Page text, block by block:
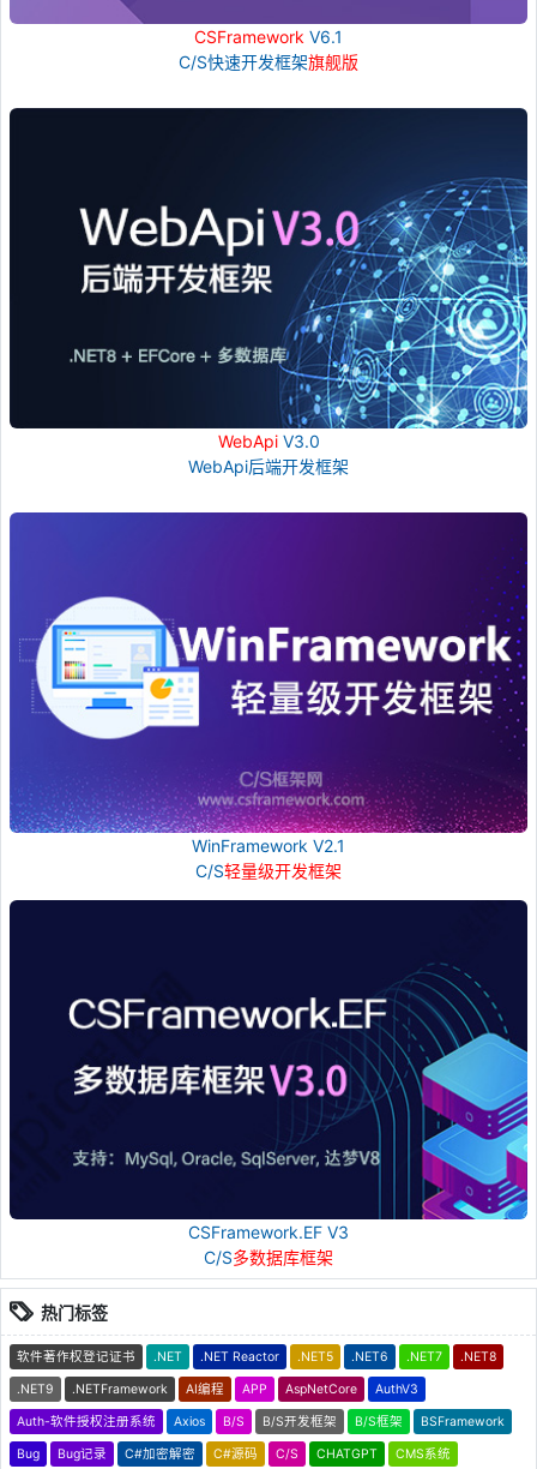
CSFramework V6.1
C/S快速开发框架旗舰版
WebApiV3.0
WebApi后端开发框架
WinFramework V2.1
C/S轻量级开发框架
CSFramework.EF V3
C/S多数据库框架
热门标签
软件著作权登记证书 .NET .NET Reactor .NET5 .NET6 .NET7 .NET8
.NET9 .NETFramework AI编程 APP AspNetCore AuthV3
Auth-软件授权注册系统 Axios B/S B/S开发框架 B/S框架 BSFramework
Bug Bug记录 C#加密解密 C#源码 C/S CHATGPT CMS系统